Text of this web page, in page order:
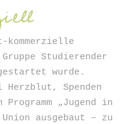
Studierender
wurde.
Spenden
„Jugend in
ausgebaut – zu